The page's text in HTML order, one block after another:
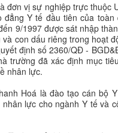
đơn vị sự nghiệp trực
Y tế đầu tiên của
9/1997 được sát nhập
con dấu riêng trong hoạt
định số 2360/QĐ -
trường đã xác định mục
nhân lực.
Hoá là đào tạo cán bộ
lực cho ngành Y tế và